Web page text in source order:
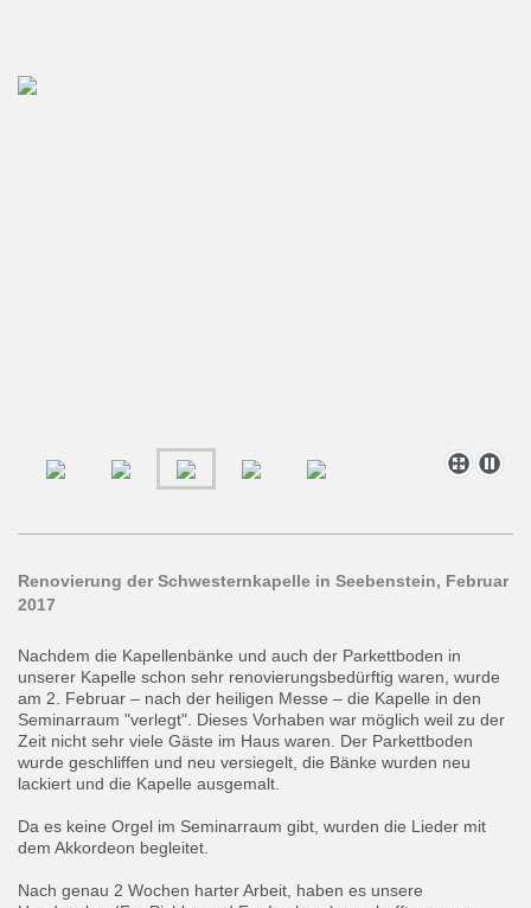
Renovierung der Schwesternkapelle in Seebenstein, Februar
2017
Nachdem die Kapellenbänke und auch der Parkettboden in
unserer Kapelle schon sehr renovierungsbedürftig waren, wurde
am 2. Februar – nach der heiligen Messe – die Kapelle in den
Seminarraum "verlegt". Dieses Vorhaben war möglich weil zu der
Zeit nicht sehr viele Gäste im Haus waren. Der Parkettboden
wurde geschliffen und neu versiegelt, die Bänke wurden neu
lackiert und die Kapelle ausgemalt.
Da es keine Orgel im Seminarraum gibt, wurden die Lieder mit
dem Akkordeon begleitet.
Nach genau 2 Wochen harter Arbeit, haben es unsere